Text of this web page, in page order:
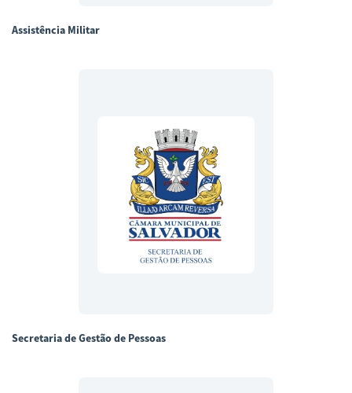
Assistência Militar
Secretaria de Gestão de Pessoas